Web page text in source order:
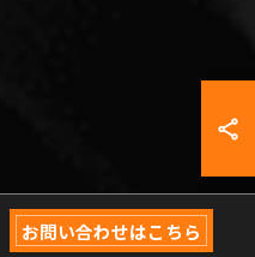
お問い合わせはこちら